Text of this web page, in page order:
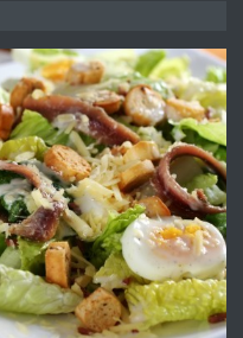
преди 1 година
работници
преди 1 година
"По стъпките на Ангел